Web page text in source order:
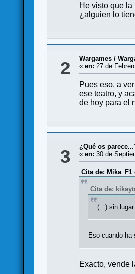
He visto que
¿alguien lo
2 Wargames /
«en: 27 de
Pues eso, a
ese teatro, y
de hoy para el
3 ¿Qué os
«en: 30 de
Cita de: Mika_F1
Cita de:
(...) sin
Eso cuando
Exacto, vende